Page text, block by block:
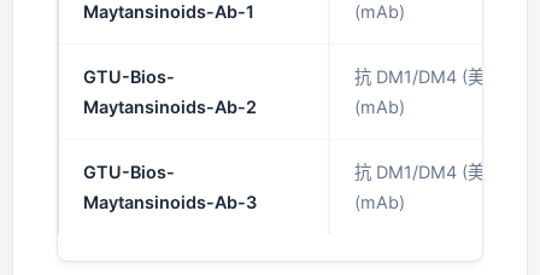
Maytansinoids-Ab-1
(mAb)
GTU-Bios-
Maytansinoids-Ab-2
抗 DM1/DM4 (美登素)
(mAb)
GTU-Bios-
Maytansinoids-Ab-3
抗 DM1/DM4 (美登素)
(mAb)